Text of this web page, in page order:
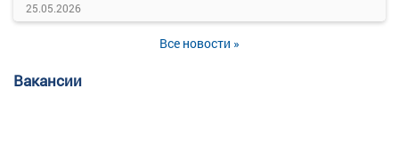
25.05.2026
Все новости »
Вакансии